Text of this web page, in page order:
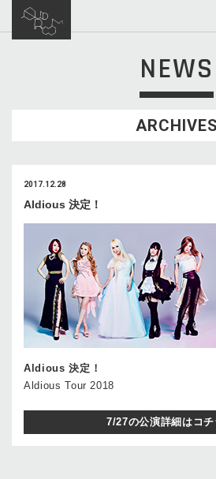
NEWS
ARCHIVES
2017.12.28
Aldious 決定！
Aldious 決定！
Aldious Tour 2018
7/27の公演詳細はコチ